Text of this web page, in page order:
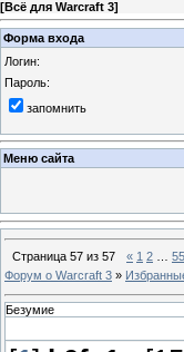
[Всё для Warcraft 3]
Форма входа
Логин:
Пароль:
запомнить
Меню сайта
Страница 57 из 57 « 1 2 55
Форум о Warcraft 3 »
Безумие